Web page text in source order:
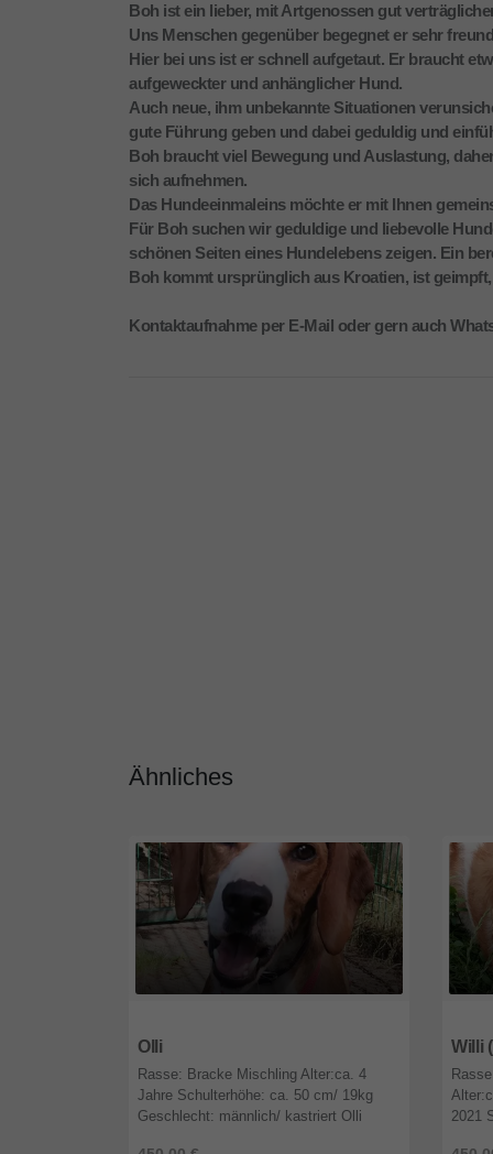
Boh ist ein lieber, mit Artgenossen gut
Uns Menschen gegenüber begegnet er sehr
Hier bei uns ist er schnell aufgetaut. Er braucht
aufgeweckter und anhänglicher Hund.
Auch neue, ihm unbekannte Situationen
gute Führung geben und dabei geduldig und
Boh braucht viel Bewegung und Auslastung,
sich aufnehmen.
Das Hundeeinmaleins möchte er mit Ihnen
Für Boh suchen wir geduldige und liebevolle
schönen Seiten eines Hundelebens zeigen. Ein
Boh kommt ursprünglich aus Kroatien, ist
Kontaktaufnahme per E-Mail oder gern auch
Ähnliches
Olli
Rasse: Bracke Mischling Alter:ca. 4
Jahre Schulterhöhe: ca. 50 cm/ 19kg
Geschlecht: männlich/ kastriert Olli
Willi
2021